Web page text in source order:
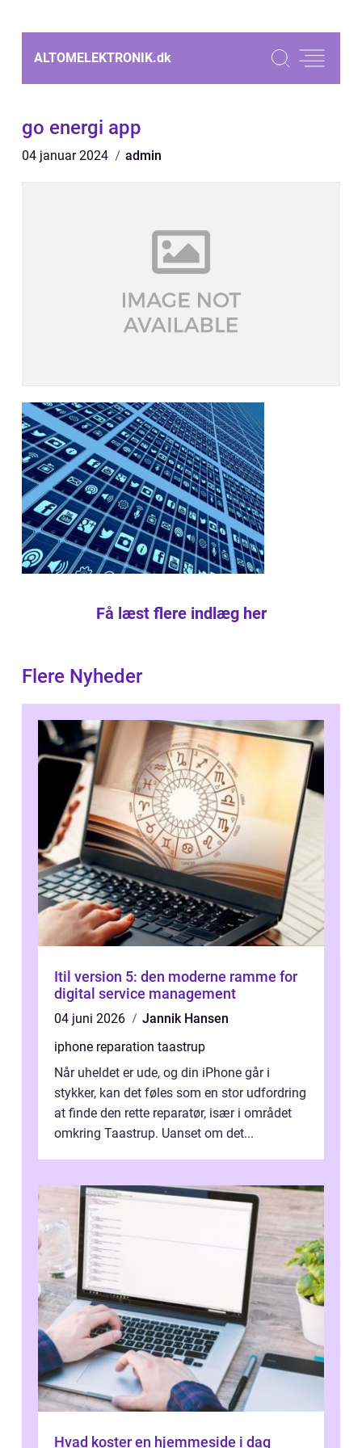
ALTOMELEKTRONIK.dk
go energi app
04 januar 2024 admin
Få læst flere indlæg her
Flere Nyheder
Itil version 5: den moderne ramme for
digital service management
04 juni 2026
Jannik Hansen
iphone reparation taastrup
Når uheldet er ude, og din iPhone går i
stykker, kan det føles som en stor udfordring
at finde den rette reparatør, især i området
omkring Taastrup. Uanset om det...
Hvad koster en hjemmeside i dag